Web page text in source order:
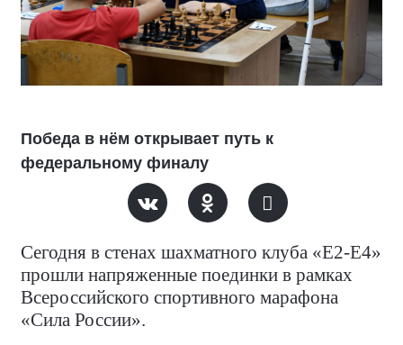
Победа в нём открывает путь к
федеральному финалу
Сегодня в стенах шахматного клуба «Е2-Е4»
прошли напряженные поединки в рамках
Всероссийского спортивного марафона
«Сила России».